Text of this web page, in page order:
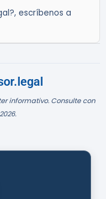
escríbenos a
informativo. Consulte con